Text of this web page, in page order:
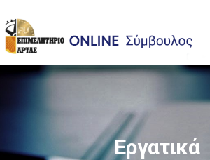
Εργατικά